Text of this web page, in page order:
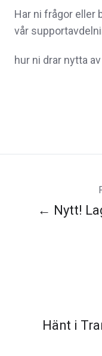
Har ni frågor eller
vår
hur ni drar nytta
← Nytt!
Hänt i